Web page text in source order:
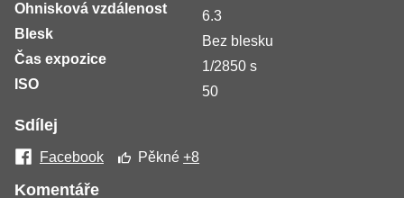
Ohnisková vzdálenost
6.3
Blesk
Bez blesku
Čas expozice
1/2850 s
ISO
50
Sdílej
Facebook Pěkné+8
Komentáře